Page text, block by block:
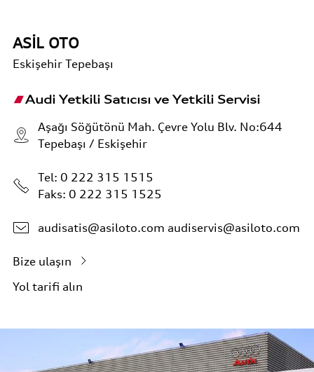
ASİL OTO
Eskişehir Tepebaşı
Audi Yetkili Satıcısı ve Yetkili Servisi
Aşağı Söğütönü Mah. Çevre Yolu Blv. No:644
Tepebaşı / Eskişehir
Tel: 0 222 315 1515
Faks: 0 222 315 1525
audisatis@asiloto.com audiservis@asiloto.com
Bize ulaşın
Yol tarifi alın